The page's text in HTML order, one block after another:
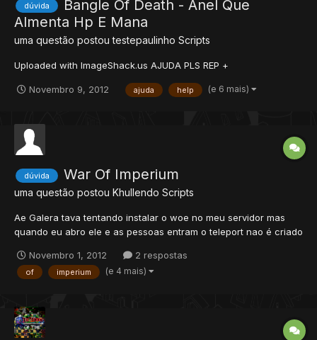
dúvida
Bangle Of Death - Anel Que
Almenta Hp E Mana
uma questão postoutestepaulinho Scripts
Uploaded with ImageShack.us AJUDA PLS REP +
Novembro 9, 2012 ajuda help (e 6 mais)
dúvida War Of Imperium
uma questão postou Khullendo Scripts
Ae Galera tava tentando instalar o woe no meu servidor mas
quando eu abro ele e as pessoas entram o teleport nao é criado
Interface] [01/11/2012 17:12:00]
data/globalevents/scripts/woe.lua:onThink [01/11/2012 17:12:00]
Novembro 1, 2012 2 respostas
of imperium (e 4 mais)